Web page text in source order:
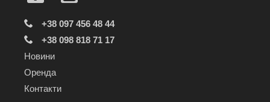
+38 097 456 48 44
+38 098 818 71 17
Новини
Оренда
Контакти